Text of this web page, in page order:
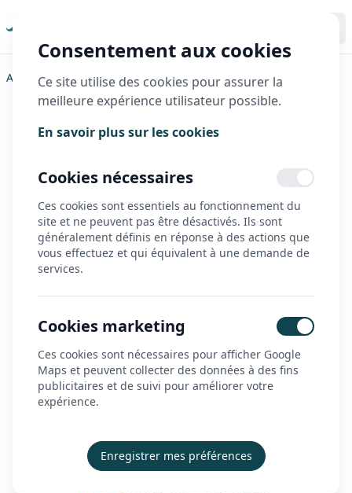
À propos
Actualités
Démonstration
Créer mon compte
Accueil>Hase Bikes >Tandems>Pino E Cargo
Pino E Cargo
Consentement aux cookies
Ce site utilise des cookies pour assurer la
meilleure expérience utilisateur possible.
En savoir plus sur les cookies
Cookies nécessaires
Ces cookies sont essentiels au fonctionnement du
site et ne peuvent pas être désactivés. Ils sont
généralement définis en réponse à des actions que
vous effectuez et qui équivalent à une demande de
services.
Cookies marketing
Ces cookies sont nécessaires pour afficher Google
Maps et peuvent collecter des données à des fins
publicitaires et de suivi pour améliorer votre
expérience.
Enregistrer mes préférences